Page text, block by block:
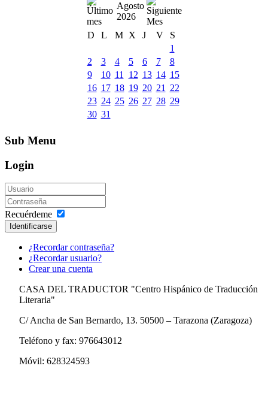
Agosto
2026
D
L M X J V
S
1
2
3 4 5 6 7
8
9
10 11 12 13 14 15
16 17 18 19 20 21
22
23 24 25 26 27 28 29
30 31
Sub Menu
Login
Recuérdeme
Identificarse
¿Recordar contraseña?
¿Recordar usuario?
Crear una cuenta
CASA DEL TRADUCTOR "Centro Hispánico de Traducción
Literaria"
C/ Ancha de San Bernardo, 13. 50500 – Tarazona (Zaragoza)
Teléfono y fax: 976643012
Móvil: 628324593